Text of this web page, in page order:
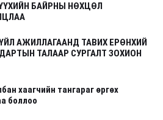
БАЙРНЫ НӨХЦӨЛ
АЖИЛЛАГААНД ТАВИХ ЕРӨНХИЙ
ТАЛААР СУРГАЛТ ЗОХИОН
хаагчийн тангараг өргөх
боллоо